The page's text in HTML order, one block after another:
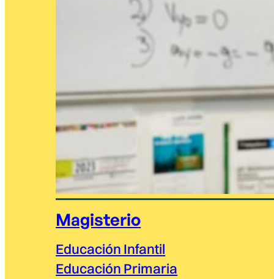
Magisterio
Educación Infantil
Educación Primaria